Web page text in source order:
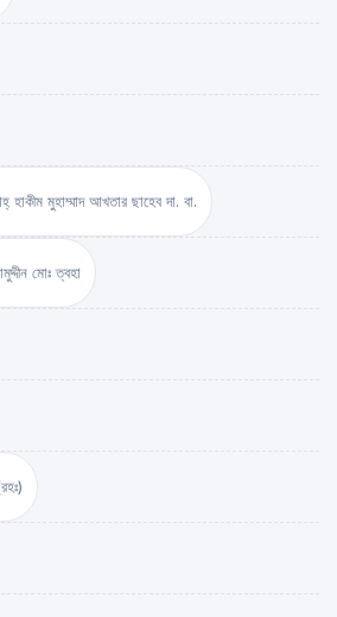
মুহাম্মাদ আখতার ছাহেব দা. বা.
মোঃ ত্বহা